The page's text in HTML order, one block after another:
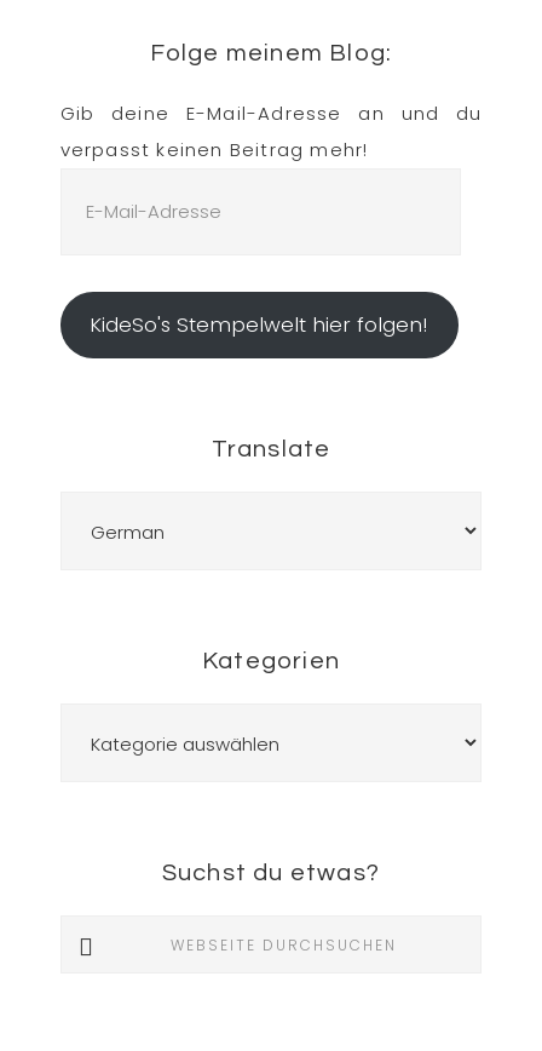
Folge meinem Blog:
Gib deine E-Mail-Adresse an und du
verpasst keinen Beitrag mehr!
Mail-
KideSo's Stempelwelt hier folgen!
Translate
Kategorien
Suchst du etwas?